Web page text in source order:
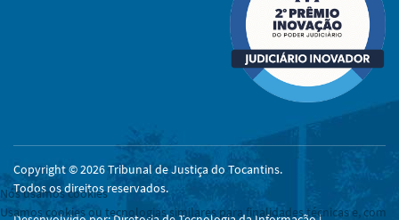
Copyright © 2026 Tribunal de Justiça do Tocantins.
Todos os direitos reservados.
Nós usamos cookies
Usamos cookies ou tecnologias similares para finalidades técnicas e, com